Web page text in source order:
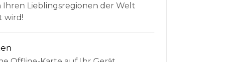
Ihren Lieblingsregionen der Welt
wird!